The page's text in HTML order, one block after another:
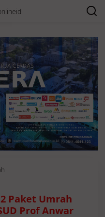
a
t
i
Paket Umrah
Prof Anwar